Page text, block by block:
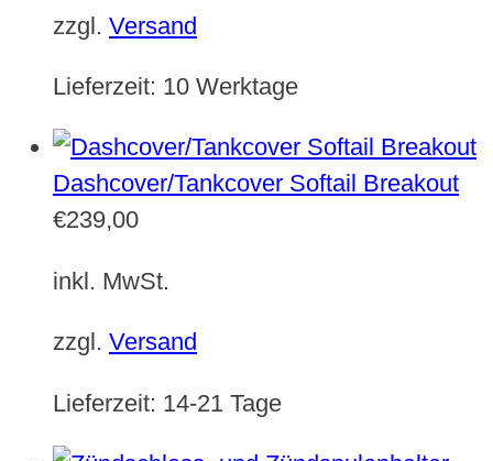
zzgl. Versand
Lieferzeit: 10 Werktage
Dashcover/Tankcover Softail Breakout
€239,00
inkl. MwSt.
zzgl. Versand
Lieferzeit: 14-21 Tage